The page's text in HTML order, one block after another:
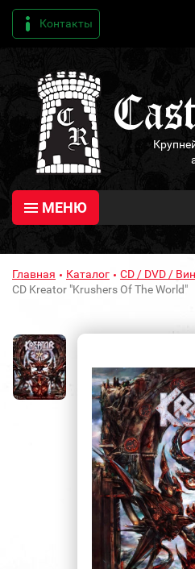
Контакты
МЕНЮ
Главная Каталог CD / DVD /
CD Kreator "Krushers Of The World"